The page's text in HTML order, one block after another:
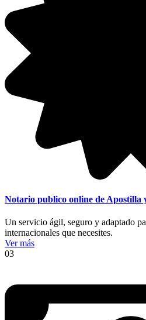
Notario publico online de Apostilla
Un servicio ágil, seguro y adaptado
internacionales que necesites.
Ver más
03